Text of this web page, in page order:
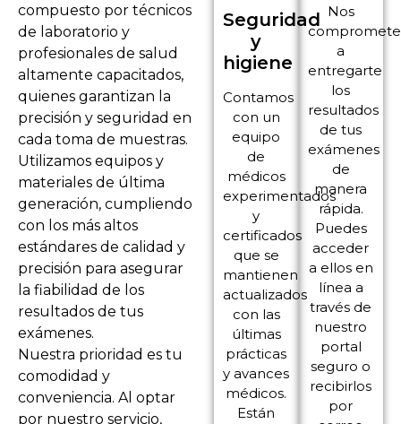
compuesto por técnicos
de laboratorio y
profesionales de salud
altamente capacitados,
quienes garantizan la
precisión y seguridad en
cada toma de muestras.
Utilizamos equipos y
materiales de última
generación, cumpliendo
con los más altos
estándares de calidad y
precisión para asegurar
la fiabilidad de los
resultados de tus
exámenes.
Nuestra prioridad es tu
comodidad y
conveniencia. Al optar
por nuestro servicio,
Seguridad
y
higiene
Contamos
con un
equipo
de
médicos
experimentados
y
certificados
que se
mantienen
actualizados
con las
últimas
prácticas
y avances
médicos.
Están
Nos
a
entregarte
los
resultados
de tus
exámenes
de
manera
rápida.
Puedes
acceder
a ellos en
línea a
través de
nuestro
portal
seguro o
recibirlos
por